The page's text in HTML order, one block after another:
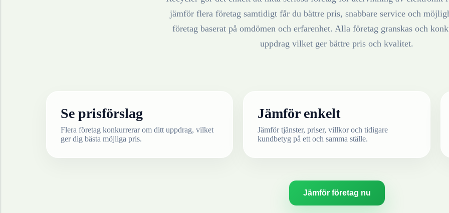
jämför flera företag samtidigt får du bättre pris, snabbare service och
företag baserat på omdömen och erfarenhet. Alla företag granskas och
uppdrag vilket ger bättre pris och kvalitet.
Se prisförslag
Flera företag konkurrerar om ditt uppdrag, vilket
ger dig bästa möjliga pris.
Jämför enkelt
Jämför tjänster, priser, villkor och tidigare
kundbetyg på ett och samma ställe.
Jämför företag nu